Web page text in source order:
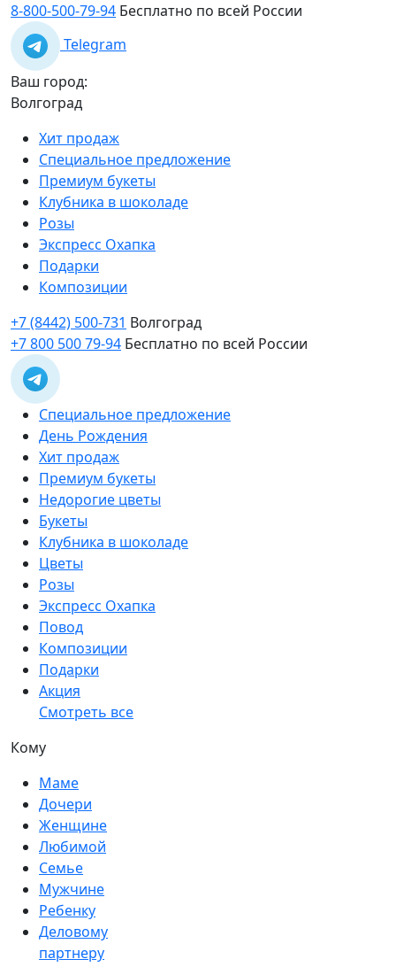
8-800-500-79-94 Бесплатно по всей России
Telegram
Ваш город:
Волгоград
Хит продаж
Специальное предложение
Премиум букеты
Клубника в шоколаде
Розы
Экспресс Охапка
Подарки
Композиции
+7 (8442) 500-731 Волгоград
+7 800 500 79-94 Бесплатно по всей России
Специальное предложение
День Рождения
Хит продаж
Премиум букеты
Недорогие цветы
Букеты
Клубника в шоколаде
Цветы
Розы
Экспресс Охапка
Повод
Композиции
Подарки
Акция
Смотреть все
Кому
Маме
Дочери
Женщине
Любимой
Семье
Мужчине
Ребенку
Деловому
партнеру